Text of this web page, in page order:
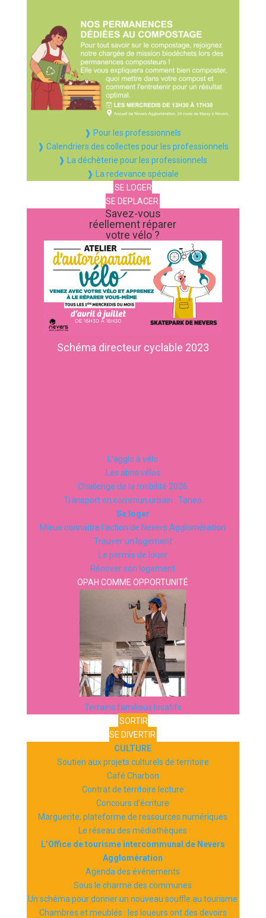
❱ Pour les professionnels
❱ Calendriers des collectes pour les professionnels
❱ La déchèterie pour les professionnels
❱ La redevance spéciale
SE LOGER
SE DEPLACER
Savez-vous
réellement réparer
votre vélo ?
Schéma directeur cyclable 2023
L’agglo à vélo
Les abris vélos
Challenge de la mobilité 2026
Transport en commun urbain : Taneo
Se loger
Mieux connaitre l’action de Nevers Agglomération
Trouver un logement
Le permis de louer
Rénover son logement
OPAH COMME OPPORTUNITÉ
Terrains familiaux locatifs
SORTIR
SE DIVERTIR
CULTURE
Soutien aux projets culturels de territoire
Café Charbon
Contrat de territoire lecture
Concours d’écriture
Marguerite, plateforme de ressources numériques
Le réseau des médiathèques
L’Office de tourisme intercommunal de Nevers
Agglomération
Agenda des événements
Sous le charme des communes
Un schéma pour donner un nouveau souffle au tourisme
Chambres et meublés : les loueurs ont des devoirs